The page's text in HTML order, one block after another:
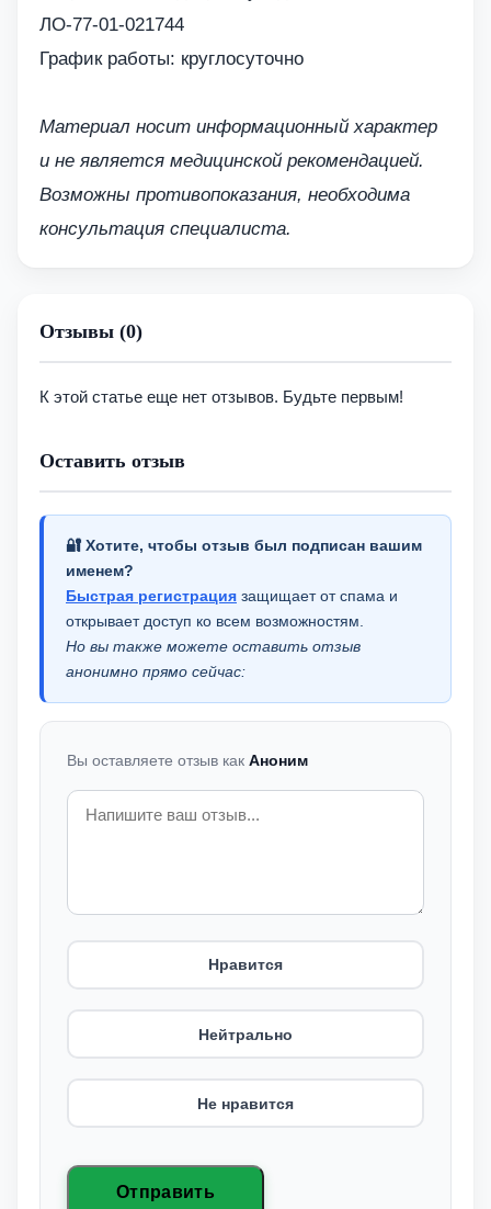
ЛО-77-01-021744
График работы: круглосуточно
Материал носит информационный характер
и не является медицинской рекомендацией.
Возможны противопоказания, необходима
консультация специалиста.
Отзывы (0)
К этой статье еще нет отзывов. Будьте первым!
Оставить отзыв
🔐 Хотите, чтобы отзыв был подписан вашим
именем?
Быстрая регистрация защищает от спама и
открывает доступ ко всем возможностям.
Но вы также можете оставить отзыв
анонимно прямо сейчас:
Вы оставляете отзыв как Аноним
Нравится
Нейтрально
Не нравится
Отправить